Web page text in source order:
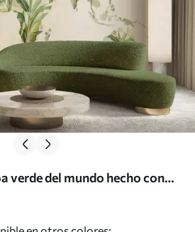
verde del mundo hecho con
c00007